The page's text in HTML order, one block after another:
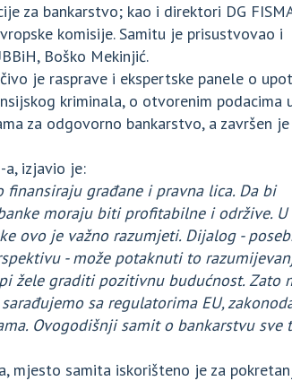
za bankarstvo; kao i direktori DG
komisije. Samitu je prisustvovao i
Boško Mekinjić.
je rasprave i ekspertske panele o
kriminala, o otvorenim podacima
za odgovorno bankarstvo, a završen
a, izjavio je:
finansiraju građane i pravna lica. Da bi
moraju biti profitabilne i održive. U
ovo je važno razumjeti. Dijalog -
- može potaknuti to
žele graditi pozitivnu budućnost. Zato
sa regulatorima EU,
Ovogodišnji samit o bankarstvu sve
mjesto samita iskorišteno je za